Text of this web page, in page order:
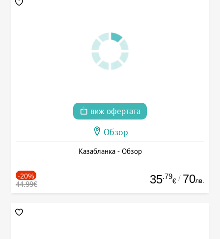
виж офертата
Обзор
Казабланка - Обзор
-20%
44.99€ 35.79
€ / 70лв.